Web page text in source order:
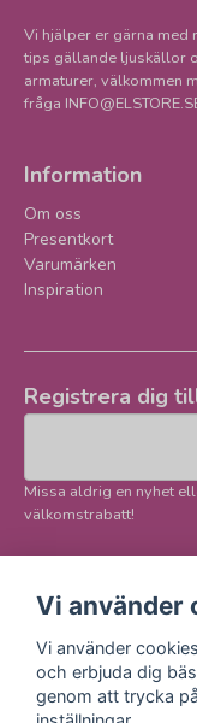
Vi hjälper er gärna med
tips gällande ljuskällor
armaturer, välkommen
fråga
Information
Om oss
Presentkort
Varumärken
Inspiration
Registrera dig
Missa aldrig en nyhet
välkomstrabatt!
sociala medier!
Facebook
Instagram
Youtube
Vi använder
Vi använder
och erbjuda dig
genom att trycka